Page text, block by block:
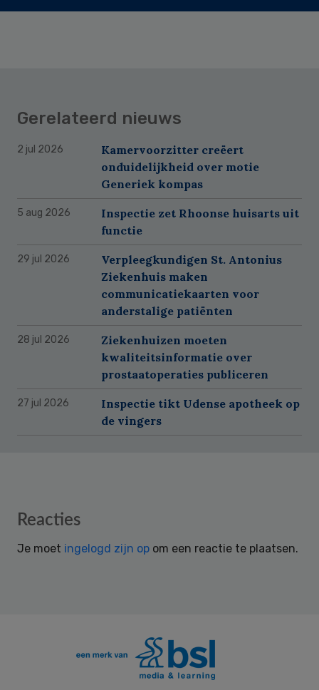
Gerelateerd nieuws
2 jul 2026
Kamervoorzitter creëert
onduidelijkheid over motie
Generiek kompas
5 aug 2026
Inspectie zet Rhoonse huisarts uit
functie
29 jul 2026
Verpleegkundigen St. Antonius
Ziekenhuis maken
communicatiekaarten voor
anderstalige patiënten
28 jul 2026
Ziekenhuizen moeten
kwaliteitsinformatie over
prostaatoperaties publiceren
27 jul 2026
Inspectie tikt Udense apotheek op
de vingers
Reader
Reacties
Je moet ingelogd zijn op om een reactie te plaatsen.